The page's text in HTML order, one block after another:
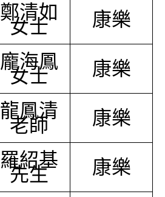
鄭清如
女士 康樂
龐海鳳
女士 康樂
龍鳳清
老師 康樂
羅紹基
先生 康樂